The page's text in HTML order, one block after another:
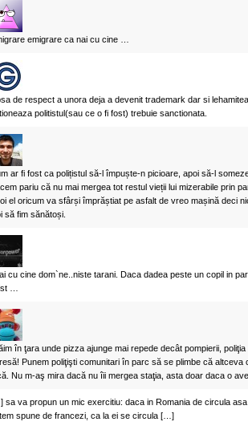
emigrare ca nai cu cine …
de respect a unora deja a devenit trademark dar si
politistul(sau ce o fi fost) trebuie sanctionata.
ar fi fost ca polițistul să-l împuște-n picioare, apoi să-l
pariu că nu mai mergea tot restul vieții lui mizerabile prin
el oricum va sfârși împrăștiat pe asfalt de vreo mașină deci
să fim sănătoși.
cu cine dom`ne..niste tarani. Daca dadea peste un copil in
…
în ţara unde pizza ajunge mai repede decât pompierii,
Punem poliţişti comunitari în parc să se plimbe că altceva
Nu m-aş mira dacă nu îii mergea staţia, asta doar daca o
sa va propun un mic exercitiu: daca in Romania de circula
spune de francezi, ca la ei se circula […]